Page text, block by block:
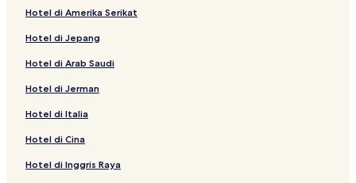
Hotel di Amerika Serikat
Hotel di Jepang
Hotel di Arab Saudi
Hotel di Jerman
Hotel di Italia
Hotel di Cina
Hotel di Inggris Raya